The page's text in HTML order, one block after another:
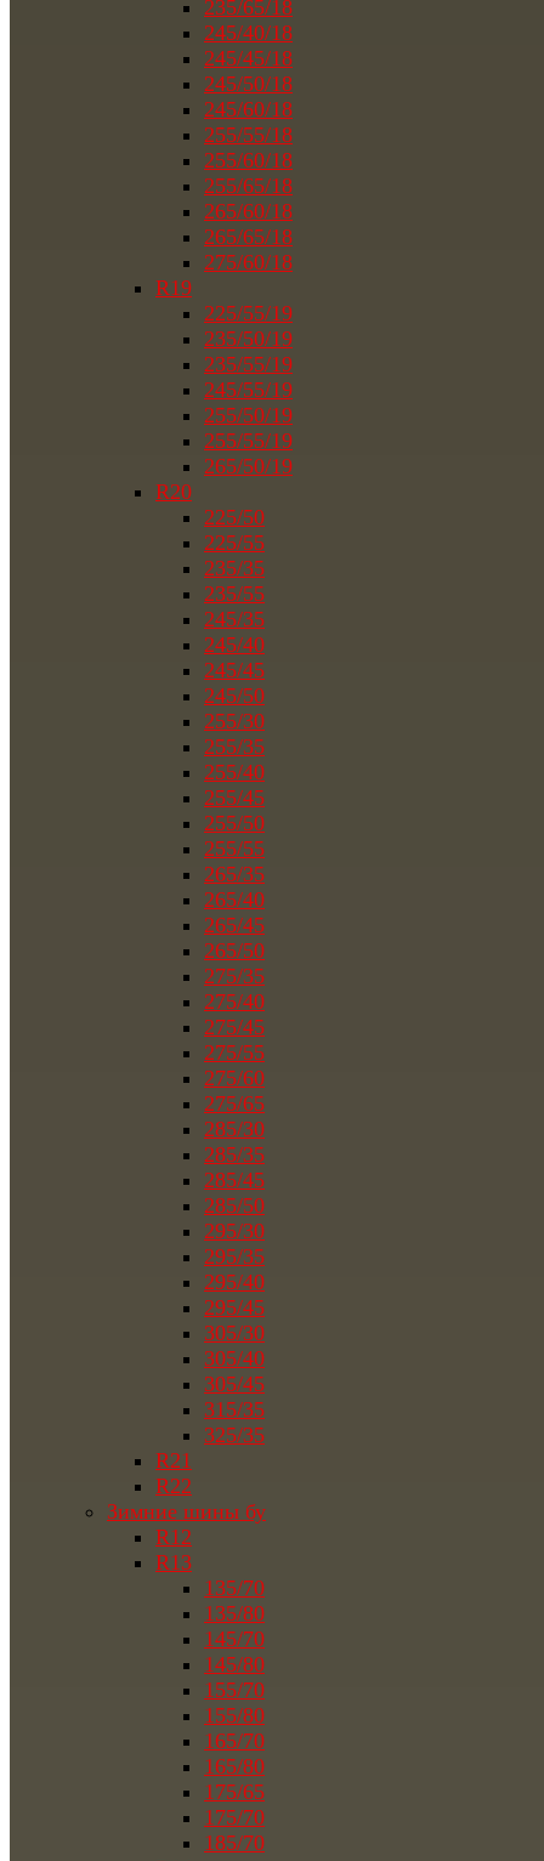
235/65/18
245/40/18
245/45/18
245/50/18
245/60/18
255/55/18
255/60/18
255/65/18
265/60/18
265/65/18
275/60/18
R19
225/55/19
235/50/19
235/55/19
245/55/19
255/50/19
255/55/19
265/50/19
R20
225/50
225/55
235/35
235/55
245/35
245/40
245/45
245/50
255/30
255/35
255/40
255/45
255/50
255/55
265/35
265/40
265/45
265/50
275/35
275/40
275/45
275/55
275/60
275/65
285/30
285/35
285/45
285/50
295/30
295/35
295/40
295/45
305/30
305/40
305/45
315/35
325/35
R21
R22
Зимние шины бу
R12
R13
135/70
135/80
145/70
145/80
155/70
155/80
165/70
165/80
175/65
175/70
185/70